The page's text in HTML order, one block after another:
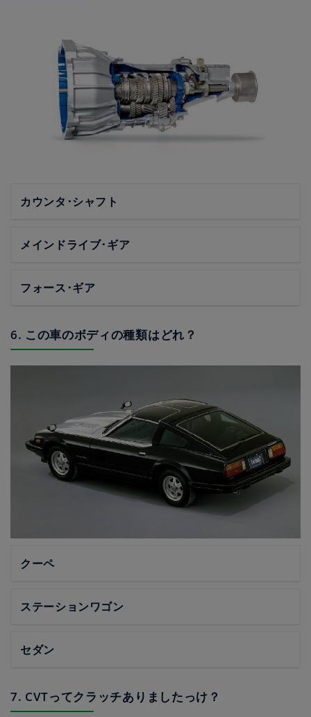
カウンタ･シャフト
メインドライブ･ギア
フォース･ギア
6. この車のボディの種類はどれ？
クーペ
ステーションワゴン
セダン
7. CVTってクラッチありましたっけ？